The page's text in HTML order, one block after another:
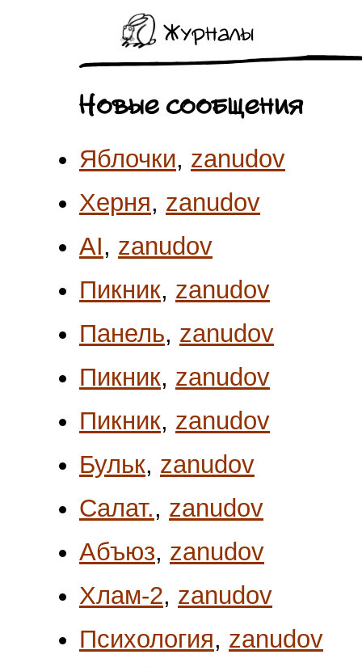
Журналы
Новые сообщения
Яблочки, zanudov
Херня, zanudov
AI, zanudov
Пикник, zanudov
Панель, zanudov
Пикник, zanudov
Пикник, zanudov
Бульк, zanudov
Салат., zanudov
Абъюз, zanudov
Хлам-2, zanudov
Психология, zanudov